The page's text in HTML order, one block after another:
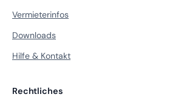
Vermieterinfos
Downloads
Hilfe & Kontakt
Rechtliches